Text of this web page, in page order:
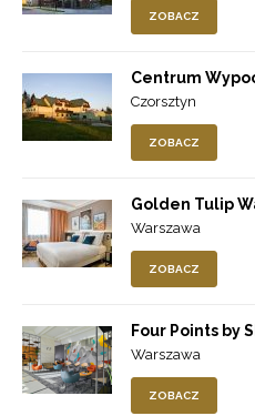
ZOBACZ
Centrum
Czorsztyn
ZOBACZ
Golden Tulip
Warszawa
ZOBACZ
Four Points by
Warszawa
ZOBACZ